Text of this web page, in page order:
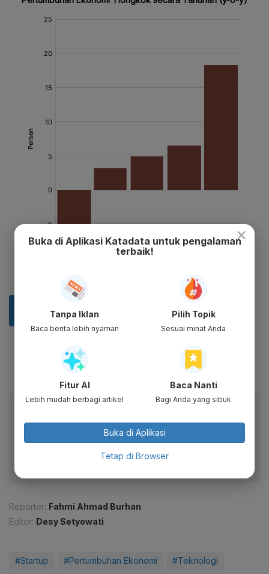
Baca artikel ini lewat aplikasi mobile.
Dapatkan pengalaman membaca lebih nyaman dan nikmati
fitur menarik lainnya lewat aplikasi mobile Katadata.
Reporter: Fahmi Ahmad Burhan
Editor: Desy Setyowati
#Startup #Pertumbuhan Ekonomi #Teknologi
×
Buka di Aplikasi Katadata untuk pengalaman
terbaik!
Tanpa Iklan
Baca berita lebih nyaman
Pilih Topik
Sesuai minat Anda
Fitur AI
Lebih mudah berbagi artikel
Baca Nanti
Bagi Anda yang sibuk
Buka di Aplikasi
Tetap di Browser